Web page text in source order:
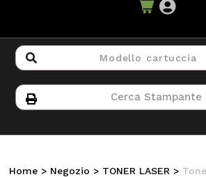
Home > Negozio > TONER LASER >